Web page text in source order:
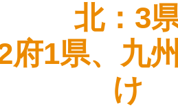
北：3
府1県、九
け